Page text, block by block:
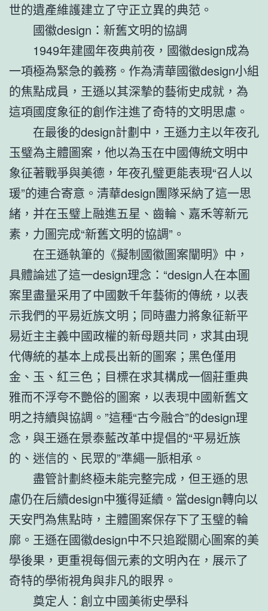
世的遺產維護建立了守正立異的典范。
國徽design：新舊文明的協調
1949年建國年夜典前夜，國徽design成為
一項極為緊急的義務。作為清華國徽design小組
的焦點成員，王遜以其深摯的藝術史成就，為
這項國度象征的創作注進了奇特的文明思慮。
在最後的design計劃中，王遜力主以年夜孔
玉璧為主體圖案，他以為玉在中國傳統文明中
象征著戰爭與美德，年夜孔璧更能表現“召人以
瑗”的連合寄意。清華design團隊采納了這一思
緒，并在玉璧上融進五星、齒輪、嘉禾等新元
素，力圖完成“新舊文明的協調”。
在王遜執筆的《擬制國徽圖案闡明》中，
具體論述了這一design理念：“design人在本圖
案里盡量采用了中國數千年藝術的傳統，以表
示我們的平易近族文明；同時盡力將象征新平
易近主主義中國政權的新母題共同，求其由現
代傳統的基本上成長出新的圖案；黑色僅用
金、玉、紅三色；目標在求其構成一個莊重典
雅而不浮夸不艷俗的圖案，以表現中國新舊文
明之持續與協調。”這種“古今融合”的design理
念，與王遜在景泰藍改革中提倡的“平易近族
的、迷信的、民眾的”準繩一脈相承。
盡管計劃終極未能完整完成，但王遜的思
慮仍在后續design中獲得延續。當design轉向以
天安門為焦點時，主體圖案保存下了玉璧的輪
廓。王遜在國徽design中不只追蹤關心圖案的美
學後果，更重視每個元素的文明內在，展示了
奇特的學術視角與非凡的眼界。
奠定人：創立中國美術史學科